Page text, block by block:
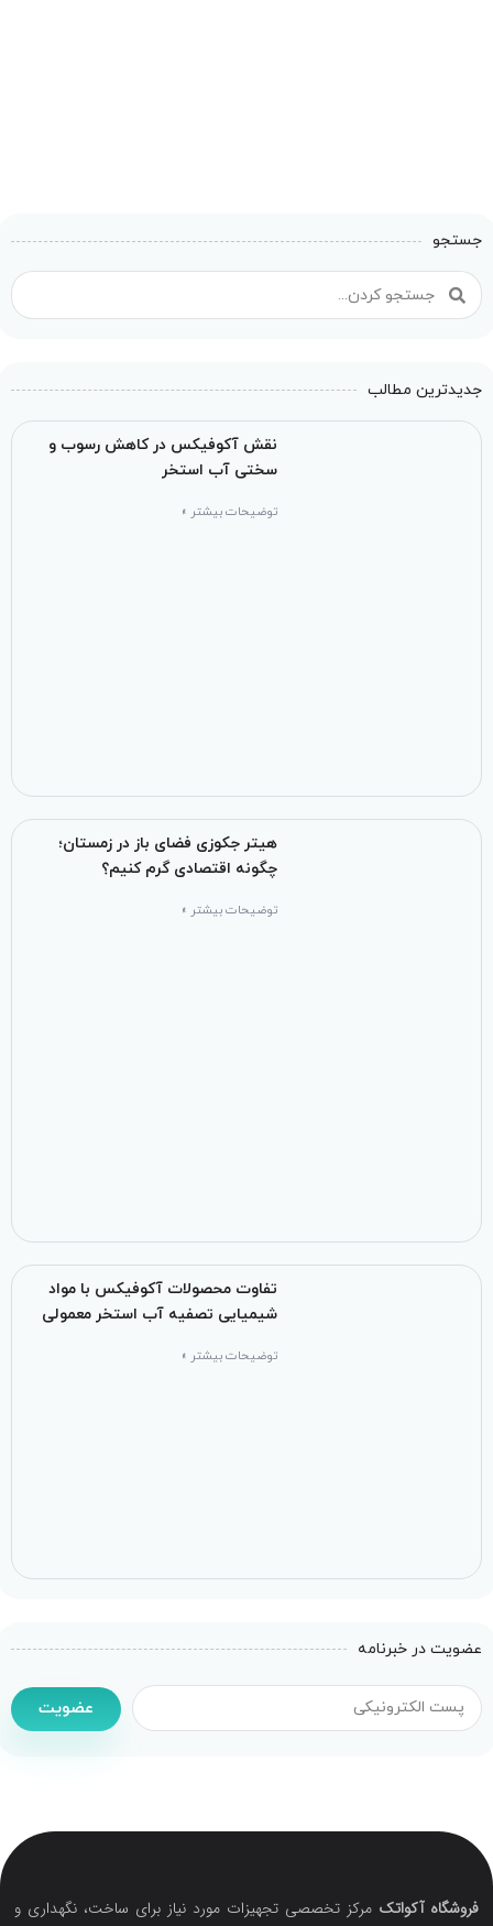
جستجو
جدیدترین مطالب
نقش آکوفیکس در کاهش رسوب و
سختی آب استخر
توضیحات بیشتر »
هیتر جکوزی فضای باز در زمستان؛
چگونه اقتصادی گرم کنیم؟
توضیحات بیشتر »
تفاوت محصولات آکوفیکس با مواد
شیمیایی تصفیه آب استخر معمولی
توضیحات بیشتر »
عضویت در خبرنامه
عضویت
فروشگاه آکواتک مرکز تخصصی تجهیزات مورد نیاز برای ساخت، نگهداری و